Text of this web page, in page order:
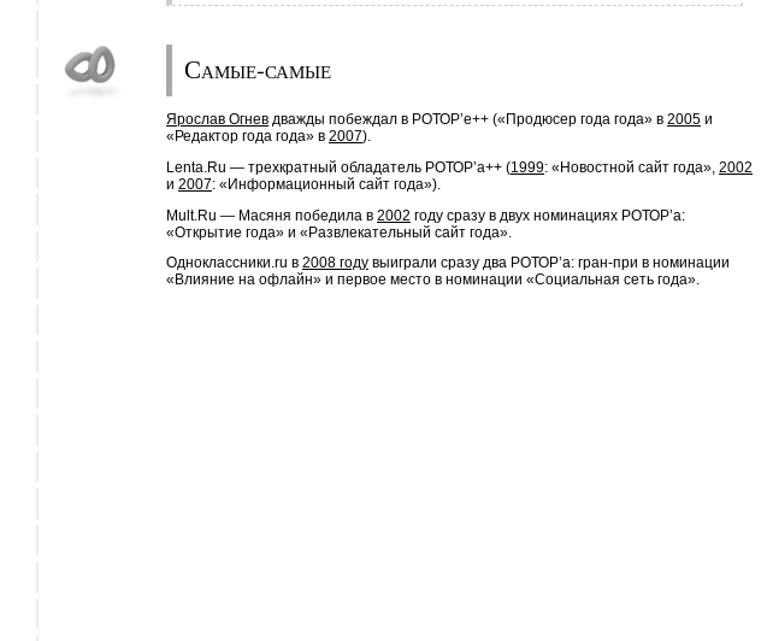
Самые-самые
Ярослав Огнев дважды побеждал в РОТОР’e++ («Продюсер года года» в 2005 и
«Редактор года года» в 2007).
Lenta.Ru — трехкратный обладатель РОТОР’a++ (1999: «Новостной сайт года», 2002
и 2007: «Информационный сайт года»).
Mult.Ru — Масяня победила в 2002 году сразу в двух номинациях РОТОР’a:
«Открытие года» и «Развлекательный сайт года».
Одноклассники.ru в 2008 году выиграли сразу два РОТОР’а: гран-при в номинации
«Влияние на офлайн» и первое место в номинации «Социальная сеть года».